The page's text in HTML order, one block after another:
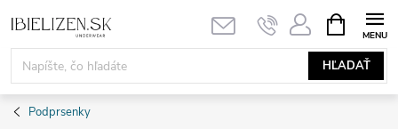
na
obsah
HĽADAŤ
KOŠÍK
Podprsenky